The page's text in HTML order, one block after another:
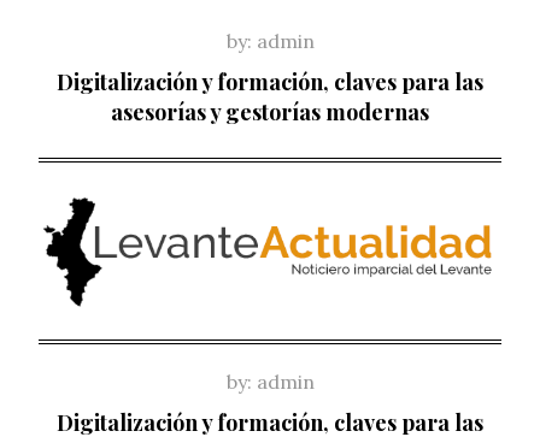
content
by: admin
Digitalización y formación, claves para las
asesorías y gestorías modernas
by: admin
Digitalización y formación, claves para las